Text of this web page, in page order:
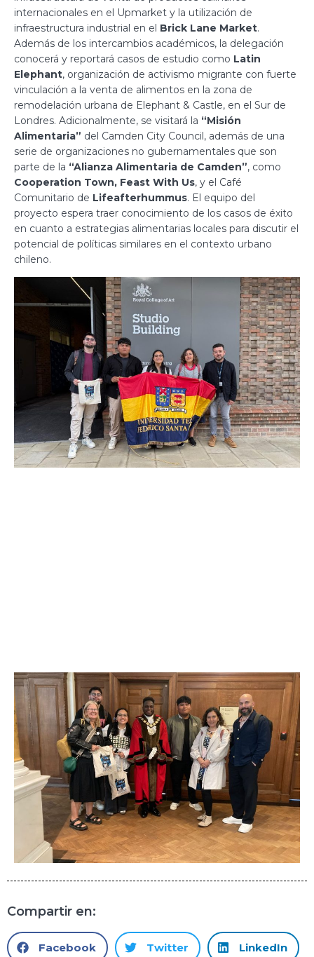
internacionales en el Upmarket y la utilización de
infraestructura industrial en el Brick Lane Market.
Además de los intercambios académicos, la delegación
conocerá y reportará casos de estudio como Latin
Elephant, organización de activismo migrante con fuerte
vinculación a la venta de alimentos en la zona de
remodelación urbana de Elephant & Castle, en el Sur de
Londres. Adicionalmente, se visitará la “Misión
Alimentaria” del Camden City Council, además de una
serie de organizaciones no gubernamentales que son
parte de la “Alianza Alimentaria de Camden”, como
Cooperation Town, Feast With Us, y el Café
Comunitario de Lifeafterhummus. El equipo del
proyecto espera traer conocimiento de los casos de éxito
en cuanto a estrategias alimentarias locales para discutir el
potencial de políticas similares en el contexto urbano
chileno.
Compartir en:
Facebook Twitter LinkedIn